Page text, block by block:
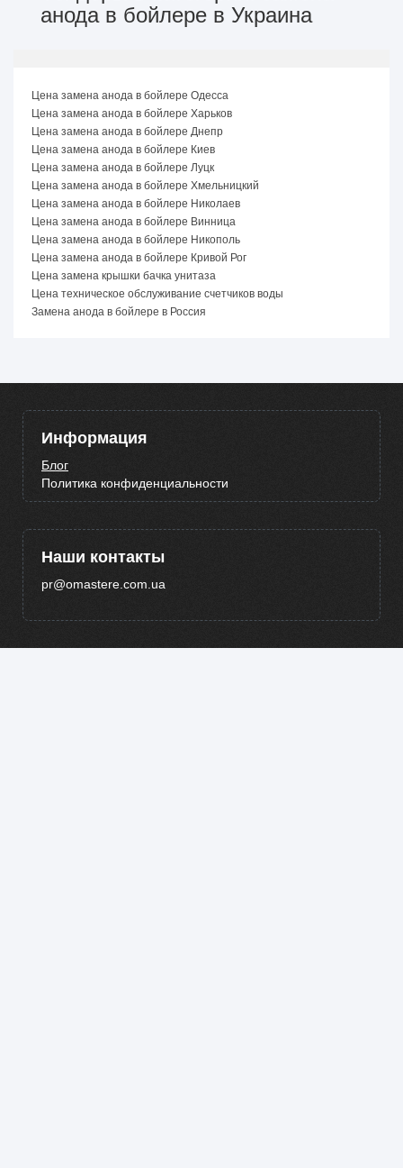
анода в бойлере в Украина
Цена замена анода в бойлере Одесса
Цена замена анода в бойлере Харьков
Цена замена анода в бойлере Днепр
Цена замена анода в бойлере Киев
Цена замена анода в бойлере Луцк
Цена замена анода в бойлере Хмельницкий
Цена замена анода в бойлере Николаев
Цена замена анода в бойлере Винница
Цена замена анода в бойлере Никополь
Цена замена анода в бойлере Кривой Рог
Цена замена крышки бачка унитаза
Цена техническое обслуживание счетчиков воды
Замена анода в бойлере в Россия
Информация
Блог
Политика конфиденциальности
Наши контакты
pr@omastere.com.ua